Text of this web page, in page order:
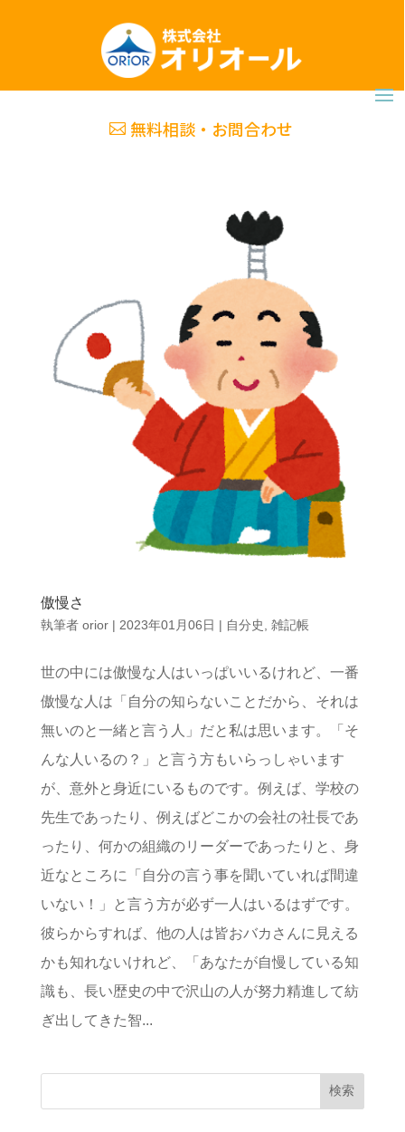
無料相談・お問合わせ
傲慢さ
執筆者 orior| 2023年01月06日 | 自分史 雑記帳
世の中には傲慢な人はいっぱいいるけれど、一番
傲慢な人は「自分の知らないことだから、それは
無いのと一緒と言う人」だと私は思います。「そ
んな人いるの？」と言う方もいらっしゃいます
が、意外と身近にいるものです。例えば、学校の
先生であったり、例えばどこかの会社の社長であ
ったり、何かの組織のリーダーであったりと、身
近なところに「自分の言う事を聞いていれば間違
いない！」と言う方が必ず一人はいるはずです。
彼らからすれば、他の人は皆おバカさんに見える
かも知れないけれど、「あなたが自慢している知
識も、長い歴史の中で沢山の人が努力精進して紡
ぎ出してきた智...
検索